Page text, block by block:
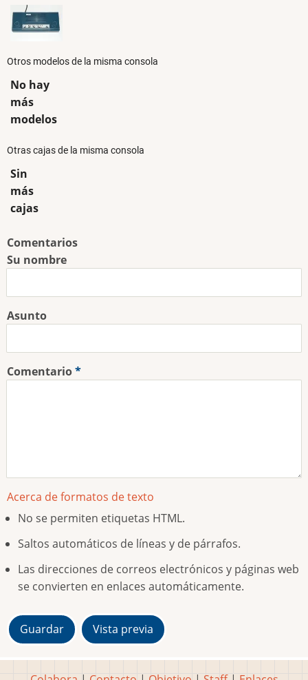
Otros modelos de la misma consola
No hay
más
modelos
Otras cajas de la misma consola
Sin
más
cajas
Comentarios
Su nombre
Asunto
Comentario
Acerca de formatos de texto
No se permiten etiquetas HTML.
Saltos automáticos de líneas y de párrafos.
Las direcciones de correos electrónicos y páginas web
se convierten en enlaces automáticamente.